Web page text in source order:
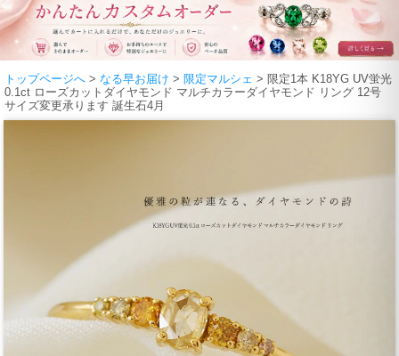
トップページへ > なる早お届け > 限定マルシェ > 限定1本 K18YG UV蛍光
0.1ct ローズカットダイヤモンド マルチカラーダイヤモンド リング 12号
サイズ変更承ります 誕生石4月